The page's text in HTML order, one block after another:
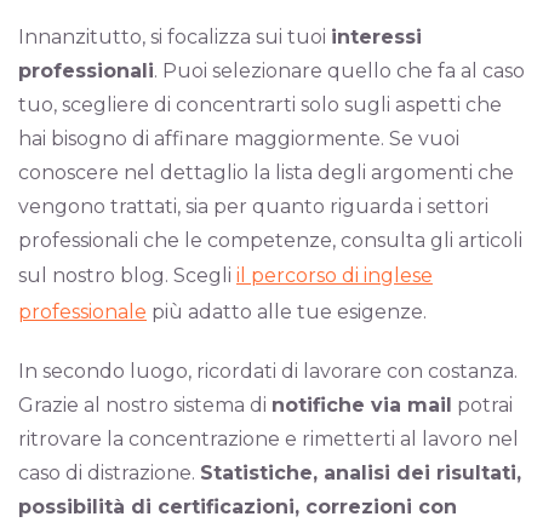
Innanzitutto, si focalizza sui tuoi interessi
professionali. Puoi selezionare quello che fa al caso
tuo, scegliere di concentrarti solo sugli aspetti che
hai bisogno di affinare maggiormente. Se vuoi
conoscere nel dettaglio la lista degli argomenti che
vengono trattati, sia per quanto riguarda i settori
professionali che le competenze, consulta gli articoli
sul nostro blog. Scegli il percorso di inglese
professionale più adatto alle tue esigenze.
In secondo luogo, ricordati di lavorare con costanza.
Grazie al nostro sistema di notifiche via mail potrai
ritrovare la concentrazione e rimetterti al lavoro nel
caso di distrazione. Statistiche, analisi dei risultati,
possibilità di certificazioni, correzioni con